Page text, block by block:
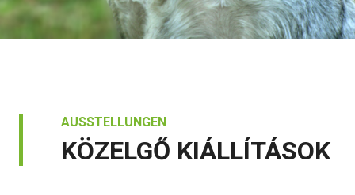
AUSSTELLUNGEN
KÖZELGŐ KIÁLLÍTÁSOK